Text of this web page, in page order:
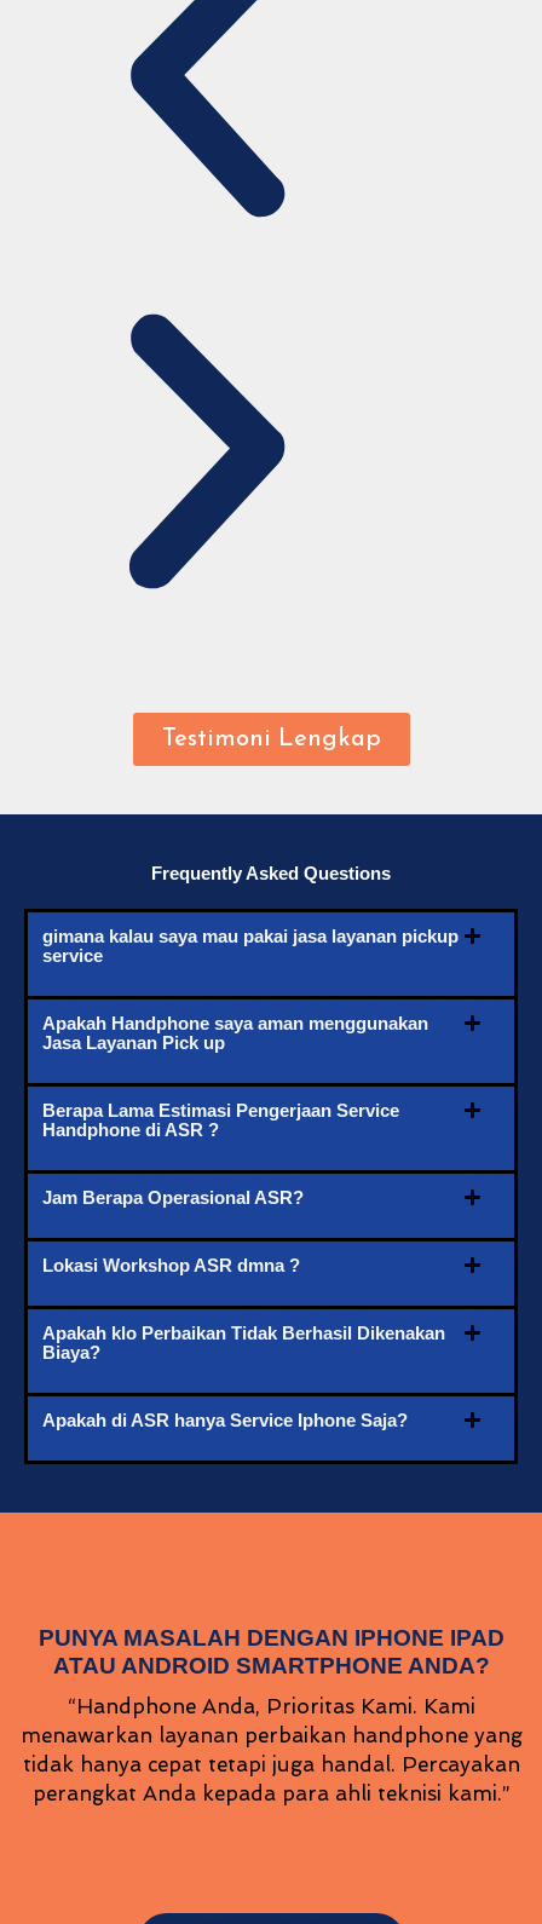
Testimoni Lengkap
Frequently Asked Questions
gimana kalau saya mau pakai jasa layanan pickup
service
Apakah Handphone saya aman menggunakan
Jasa Layanan Pick up
Berapa Lama Estimasi Pengerjaan Service
Handphone di ASR ?
Jam Berapa Operasional ASR?
Lokasi Workshop ASR dmna ?
Apakah klo Perbaikan Tidak Berhasil Dikenakan
Biaya?
Apakah di ASR hanya Service Iphone Saja?
PUNYA MASALAH DENGAN IPHONE IPAD
ATAU ANDROID SMARTPHONE ANDA?
“Handphone Anda, Prioritas Kami. Kami
menawarkan layanan perbaikan handphone yang
tidak hanya cepat tetapi juga handal. Percayakan
perangkat Anda kepada para ahli teknisi kami.”